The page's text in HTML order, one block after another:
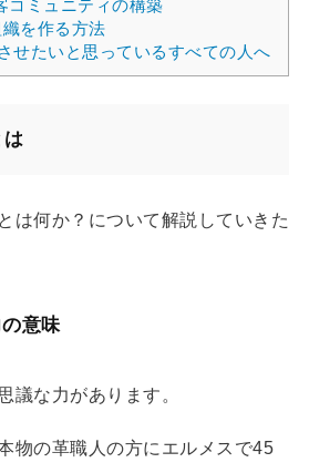
コミュニティの構築
を作る方法
せたいと思っているすべての人へ
は
は何か？について解説していきた
意味
議な力があります。
物の革職人の方にエルメスで45